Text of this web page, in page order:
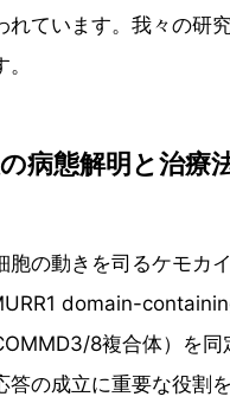
れています。我々の研
病態解明と治療
胞の動きを司るケモカ
domain-
8複合体）を
答の成立に重要な役割